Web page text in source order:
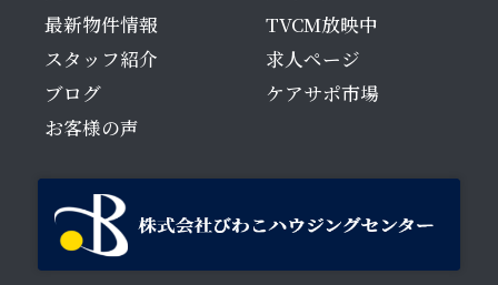
最新物件情報
スタッフ紹介
ブログ
お客様の声
TVCM放映中
求人ページ
ケアサポ市場